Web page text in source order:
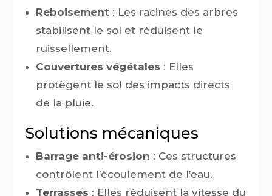
Reboisement : Les racines des arbres
stabilisent le sol et réduisent le
ruissellement.
Couvertures végétales : Elles
protègent le sol des impacts directs
de la pluie.
Solutions mécaniques
Barrage anti-érosion : Ces structures
contrôlent l’écoulement de l’eau.
Terrasses : Elles réduisent la vitesse du